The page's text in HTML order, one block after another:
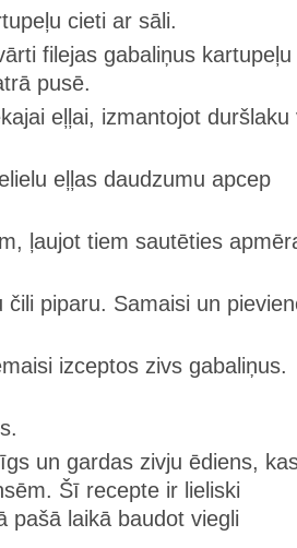
cieti ar sāli.
filejas gabaliņus kartupeļu
pusē.
eļļai, izmantojot duršlaku
eļļas daudzumu apcep
ļaujot tiem sautēties
piparu. Samaisi un
izceptos zivs gabaliņus.
un gardas zivju ēdiens,
Šī recepte ir lieliski
pašā laikā baudot viegli